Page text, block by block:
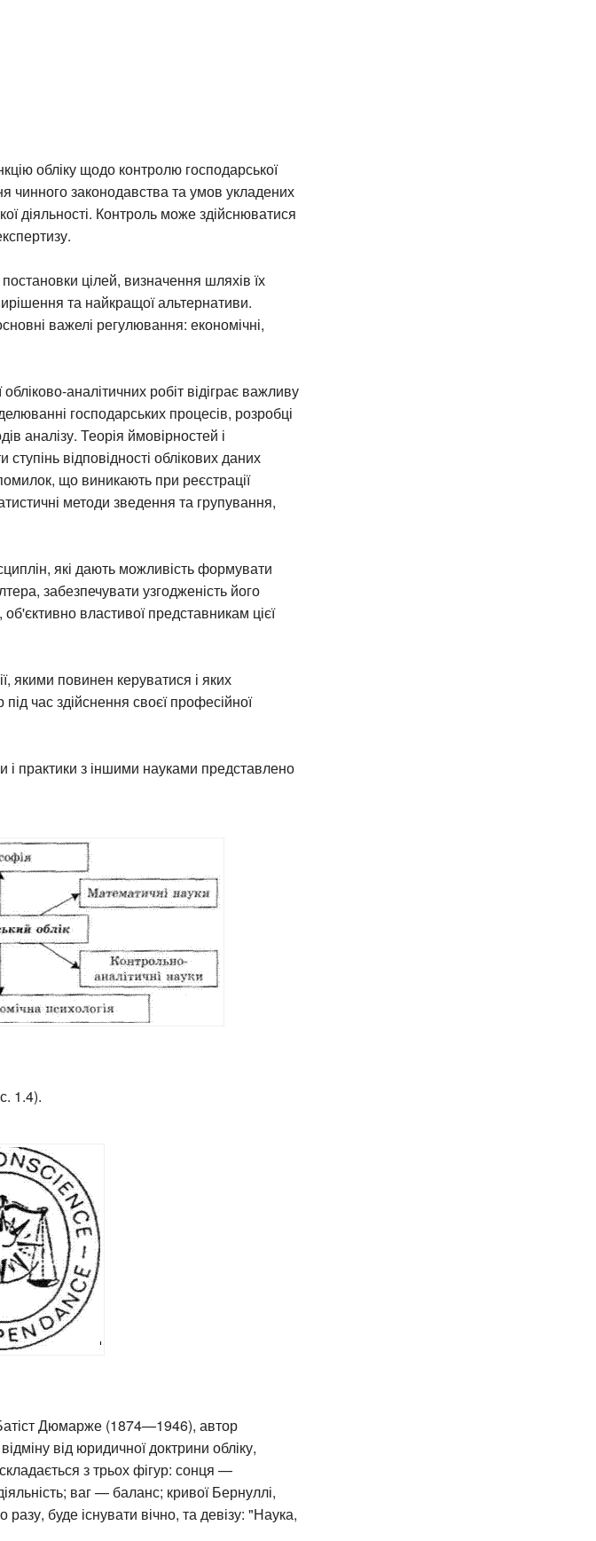
обліку щодо контролю господарської
чинного законодавства та умов укладених
діяльності. Контроль може здійснюватися
цілей, визначення шляхів їх
та найкращої альтернативи.
важелі регулювання: економічні,
аналітичних робіт відіграє важливу
господарських процесів, розробці
аналізу. Теорія ймовірностей і
відповідності облікових даних
що виникають при реєстрації
методи зведення та групування,
які дають можливість формувати
забезпечувати узгодженість його
об'єктивно властивої представникам цієї
якими повинен керуватися і яких
час здійснення своєї професійної
і практики з іншими науками представлено
1.4).
Дюмарже (1874—1946), автор
від юридичної доктрини обліку,
з трьох фігур: сонця —
ваг — баланс; кривої Бернуллі,
буде існувати вічно, та девізу: "Наука,